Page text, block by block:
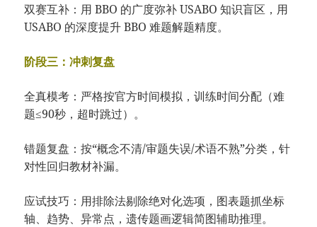
双赛互补：用 BBO 的广度弥补 USABO 知识盲区，用
USABO 的深度提升 BBO 难题解题精度。
阶段三：冲刺复盘
全真模考：严格按官方时间模拟，训练时间分配（难
题≤90秒，超时跳过）。
错题复盘：按“概念不清/审题失误/术语不熟”分类，针
对性回归教材补漏。
应试技巧：用排除法剔除绝对化选项，图表题抓坐标
轴、趋势、异常点，遗传题画逻辑简图辅助推理。